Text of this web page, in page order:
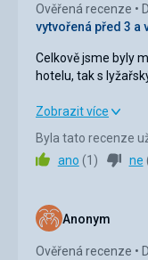
Služby
Bez problémů.
Ověřená recenze
vytvořená před 3 a
Celkově jsme byly
hotelu, tak s
Celkově jsme byly
hotelu, tak s
Strava
Okolí
Zobrazit více
Byla tato recenze
ano (1 ) ne
Anonym
Ověřená recenze